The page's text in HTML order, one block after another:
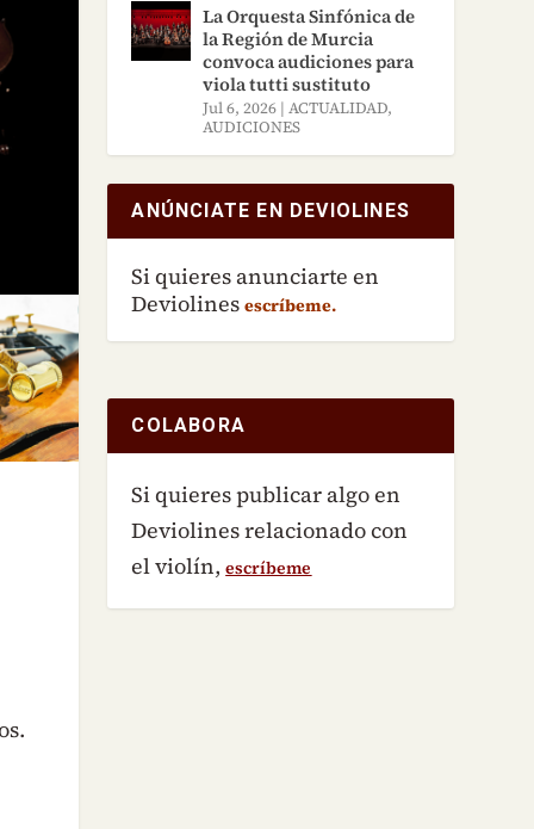
La Orquesta Sinfónica de
la Región de Murcia
convoca audiciones para
viola tutti sustituto
Jul 6, 2026 |ACTUALIDAD,
AUDICIONES
ANÚNCIATE EN DEVIOLINES
Si quieres anunciarte en
Deviolinesescríbeme.
COLABORA
Si quieres publicar algo en
Deviolines relacionado con
el violín,escríbeme